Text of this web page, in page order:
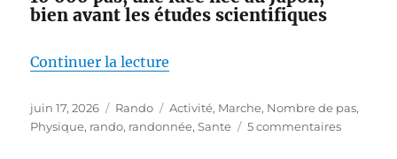
bien avant les études scientifiques
Continuer la lecture
Publié
le
juin 17, 2026 Catégories
Rando Étiquettes
Activité, Marche, Nombre de pas,
Physique, rando, randonnée,Sante 5 commentairessur